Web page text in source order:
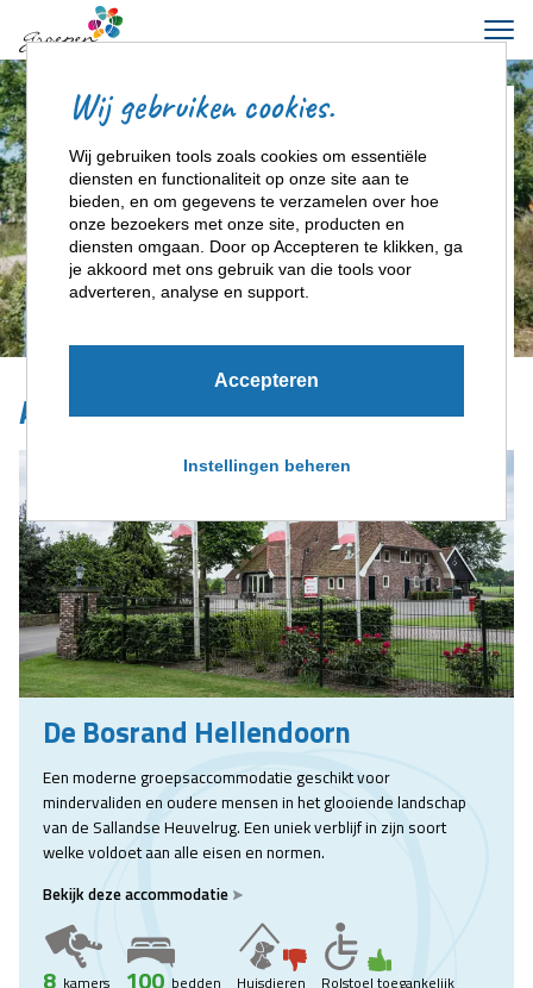
ZOEK & BOEK
2 personen
ZOEKEN
Accommodaties in Salland
De Bosrand Hellendoorn
Een moderne groepsaccommodatie geschikt voor
mindervaliden en oudere mensen in het glooiende landschap
van de Sallandse Heuvelrug. Een uniek verblijf in zijn soort
welke voldoet aan alle eisen en normen.
Bekijk deze accommodatie
8 kamers 100 bedden Huisdieren Rolstoel toegankelijk
Wij gebruiken cookies.
Wij gebruiken tools zoals cookies om essentiële
diensten en functionaliteit op onze site aan te
bieden, en om gegevens te verzamelen over hoe
onze bezoekers met onze site, producten en
diensten omgaan. Door op Accepteren te klikken, ga
je akkoord met ons gebruik van die tools voor
adverteren, analyse en support.
Accepteren
Instellingen beheren